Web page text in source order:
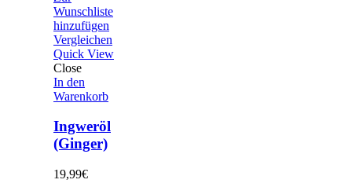
Wunschliste
hinzufügen
Vergleichen
Quick View
Close
In den
Warenkorb
Ingweröl
(Ginger)
19,99€